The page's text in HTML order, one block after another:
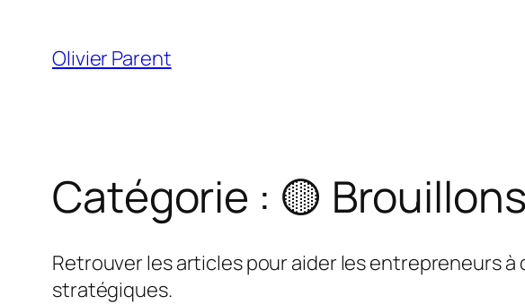
contenu
Olivier Parent
Catégorie : 🟡 Brouillons
Retrouver les articles pour aider les entrepreneurs
stratégiques.